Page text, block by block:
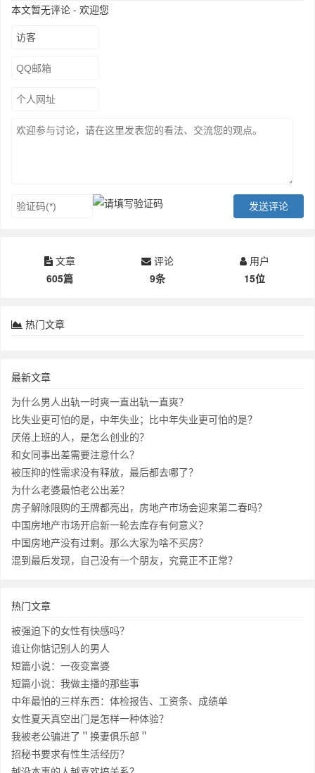
本文暂无评论 - 欢迎您
文章
605篇
评论
9条
用户
15位
热门文章
最新文章
为什么男人出轨一时爽一直出轨一直爽？
比失业更可怕的是，中年失业；比中年失业更可怕的是？
厌倦上班的人，是怎么创业的？
和女同事出差需要注意什么？
被压抑的性需求没有释放，最后都去哪了？
为什么老婆最怕老公出差？
房子解除限购的王牌都亮出，房地产市场会迎来第二春吗？
中国房地产市场开启新一轮去库存有何意义？
中国房地产没有过剩。那么大家为啥不买房？
混到最后发现，自己没有一个朋友，究竟正不正常？
热门文章
被强迫下的女性有快感吗？
谁让你惦记别人的男人
短篇小说：一夜变富婆
短篇小说：我做主播的那些事
中年最怕的三样东西：体检报告、工资条、成绩单
女性夏天真空出门是怎样一种体验？
我被老公骗进了＂换妻俱乐部＂
招秘书要求有性生活经历？